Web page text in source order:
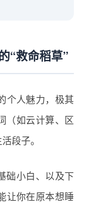
“救命稻草”
个人魅力，极其
（如云计算、区
段子。
础小白、以及下
让你在原本想睡